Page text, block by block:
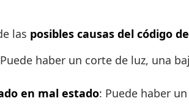
las posibles causas del código
haber un corte de luz, una
en mal estado: Puede haber